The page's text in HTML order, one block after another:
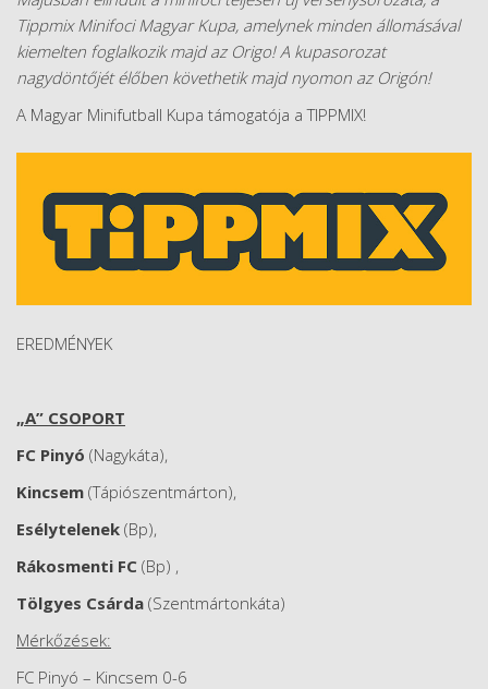
Tippmix Minifoci Magyar Kupa, amelynek minden állomásával
kiemelten foglalkozik majd az Origo! A kupasorozat
nagydöntőjét élőben követhetik majd nyomon az Origón!
A Magyar Minifutball Kupa támogatója a TIPPMIX!
EREDMÉNYEK
„A” CSOPORT
FC Pinyó (Nagykáta),
Kincsem (Tápiószentmárton),
Esélytelenek (Bp),
Rákosmenti FC (Bp) ,
Tölgyes Csárda (Szentmártonkáta)
Mérkőzések:
FC Pinyó – Kincsem 0-6